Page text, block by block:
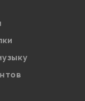
данных в
обработки